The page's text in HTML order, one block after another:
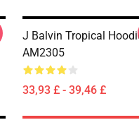
J Balvin Tropical
AM2305
33,93 £ - 39,46 £